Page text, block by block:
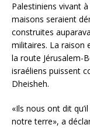
Palestiniens vivant
maisons seraient
construites
militaires. La raison
la route Jérusalem-
israéliens puissent
Dheisheh.
«Ils nous ont dit
notre terre», a